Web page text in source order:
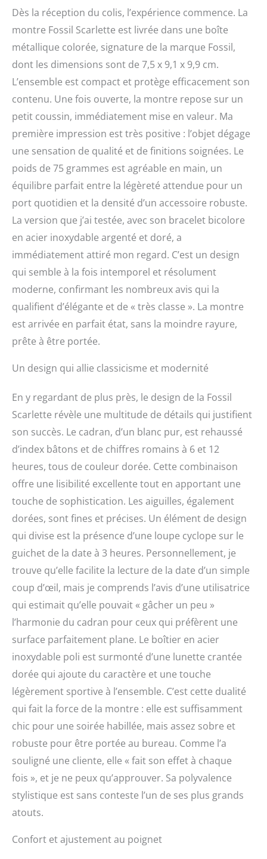
la nage en eaux peu
profondes
Dès la réception du colis, l’expérience commence. La
montre Fossil Scarlette est livrée dans une boîte
métallique colorée, signature de la marque Fossil,
dont les dimensions sont de 7,5 x 9,1 x 9,9 cm.
L’ensemble est compact et protège efficacement son
contenu. Une fois ouverte, la montre repose sur un
petit coussin, immédiatement mise en valeur. Ma
première impression est très positive : l’objet dégage
une sensation de qualité et de finitions soignées. Le
poids de 75 grammes est agréable en main, un
équilibre parfait entre la légèreté attendue pour un
port quotidien et la densité d’un accessoire robuste.
La version que j’ai testée, avec son bracelet bicolore
en acier inoxydable argenté et doré, a
immédiatement attiré mon regard. C’est un design
qui semble à la fois intemporel et résolument
moderne, confirmant les nombreux avis qui la
qualifient d’élégante et de « très classe ». La montre
est arrivée en parfait état, sans la moindre rayure,
prête à être portée.
Un design qui allie classicisme et modernité
En y regardant de plus près, le design de la Fossil
Scarlette révèle une multitude de détails qui justifient
son succès. Le cadran, d’un blanc pur, est rehaussé
d’index bâtons et de chiffres romains à 6 et 12
heures, tous de couleur dorée. Cette combinaison
offre une lisibilité excellente tout en apportant une
touche de sophistication. Les aiguilles, également
dorées, sont fines et précises. Un élément de design
qui divise est la présence d’une loupe cyclope sur le
guichet de la date à 3 heures. Personnellement, je
trouve qu’elle facilite la lecture de la date d’un simple
coup d’œil, mais je comprends l’avis d’une utilisatrice
qui estimait qu’elle pouvait « gâcher un peu »
l’harmonie du cadran pour ceux qui préfèrent une
surface parfaitement plane. Le boîtier en acier
inoxydable poli est surmonté d’une lunette crantée
dorée qui ajoute du caractère et une touche
légèrement sportive à l’ensemble. C’est cette dualité
qui fait la force de la montre : elle est suffisamment
chic pour une soirée habillée, mais assez sobre et
robuste pour être portée au bureau. Comme l’a
souligné une cliente, elle « fait son effet à chaque
fois », et je ne peux qu’approuver. Sa polyvalence
stylistique est sans conteste l’un de ses plus grands
atouts.
Confort et ajustement au poignet